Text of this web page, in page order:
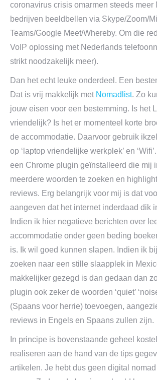
coronavirus crisis omarmen steeds meer
bedrijven beeldbellen via Skype/Zoom/
Teams/Google Meet/Whereby. Om die
VoIP oplossing met Nederlands
strikt noodzakelijk meer).
Dan het echt leuke onderdeel. Een
Dat is vrij makkelijk met Nomadlist. Zo
jouw eisen voor een bestemming. Is het
vriendelijk? Is het er momenteel korte
de accommodatie. Daarvoor gebruik
op ‘laptop vriendelijke werkplek’ en
een Chrome plugin geïnstalleerd die mij
meerdere woorden te zoeken en
reviews. Erg belangrijk voor mij is dat
aangeven dat het internet inderdaad dik
Indien ik hier negatieve berichten over
accommodatie onder geen beding
is. Ik wil goed kunnen slapen. Indien ik
zoeken naar een stille slaapplek in
makkelijker gezegd is dan gedaan dan
plugin ook zeker de woorden ‘quiet’
(Spaans voor herrie) toevoegen,
reviews in Engels en Spaans zullen zijn.
In principe is bovenstaande geheel
realiseren aan de hand van de tips
artikelen. Je hebt dus geen digital